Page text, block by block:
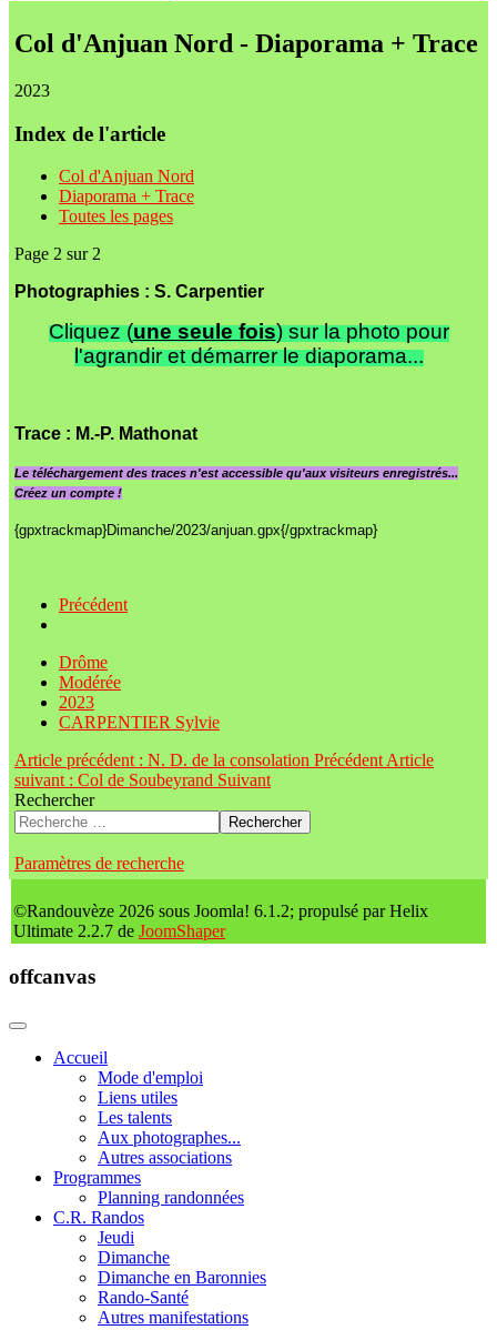
Col d'Anjuan Nord - Diaporama + Trace
2023
Index de l'article
Col d'Anjuan Nord
Diaporama + Trace
Toutes les pages
Page 2 sur 2
Photographies : S. Carpentier
Cliquez (une seule fois) sur la photo pour
l'agrandir et démarrer le diaporama...
Trace : M.-P. Mathonat
Le téléchargement des traces n'est accessible qu'aux visiteurs enregistrés...
Créez un compte !
{gpxtrackmap}Dimanche/2023/anjuan.gpx{/gpxtrackmap}
Précédent
Drôme
Modérée
2023
CARPENTIER Sylvie
Article précédent : N. D. de la consolation Précédent Article
suivant : Col de Soubeyrand Suivant
Rechercher
Rechercher
Paramètres de recherche
©Randouvèze 2026 sous Joomla! 6.1.2; propulsé par Helix
Ultimate 2.2.7 de JoomShaper
offcanvas
Accueil
Mode d'emploi
Liens utiles
Les talents
Aux photographes...
Autres associations
Programmes
Planning randonnées
C.R. Randos
Jeudi
Dimanche
Dimanche en Baronnies
Rando-Santé
Autres manifestations